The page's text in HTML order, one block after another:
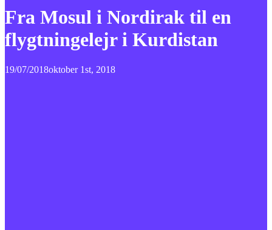
Fra Mosul i Nordirak til en
flygtningelejr i Kurdistan
19/07/2018oktober 1st, 2018